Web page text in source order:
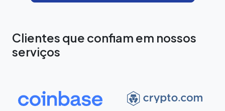
Clientes que confiam em nossos
serviços